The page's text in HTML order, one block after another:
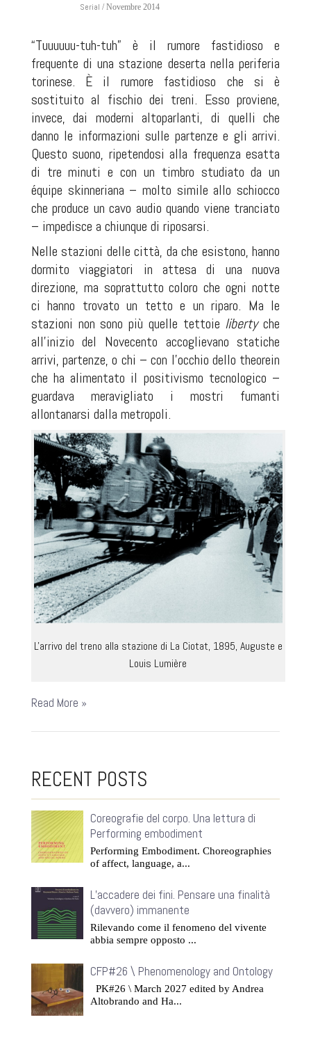
Serial / Novembre 2014
“Tuuuuuu-tuh-tuh” è il rumore fastidioso e
frequente di una stazione deserta nella periferia
torinese. È il rumore fastidioso che si è
sostituito al fischio dei treni. Esso proviene,
invece, dai moderni altoparlanti, di quelli che
danno le informazioni sulle partenze e gli arrivi.
Questo suono, ripetendosi alla frequenza esatta
di tre minuti e con un timbro studiato da un
équipe skinneriana – molto simile allo schiocco
che produce un cavo audio quando viene tranciato
– impedisce a chiunque di riposarsi.
Nelle stazioni delle città, da che esistono, hanno
dormito viaggiatori in attesa di una nuova
direzione, ma soprattutto coloro che ogni notte
ci hanno trovato un tetto e un riparo. Ma le
stazioni non sono più quelle tettoie libertyche
all’inizio del Novecento accoglievano statiche
arrivi, partenze, o chi – con l’occhio dello theorein
che ha alimentato il positivismo tecnologico –
guardava meravigliato i mostri fumanti
allontanarsi dalla metropoli.
L'arrivo del treno alla stazione di La Ciotat, 1895, Auguste e
Louis Lumière
Read More »
RECENT POSTS
Coreografie del corpo. Una lettura di
Performing embodiment
Performing Embodiment. Choreographies
of affect, language, a...
L’accadere dei fini. Pensare una finalità
(davvero) immanente
Rilevando come il fenomeno del vivente
abbia sempre opposto ...
CFP#26 \ Phenomenology and Ontology
PK#26 \ March 2027 edited by Andrea
Altobrando and Ha...